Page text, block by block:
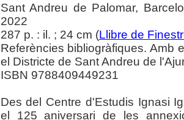
Sant Andreu de Palomar,
2022
287 p. : il. ; 24 cm (Llibre de
Referències bibliogràfiques. Amb
el Districte de Sant Andreu de
ISBN 9788409449231
Des del Centre d'Estudis Ignasi
el 125 aniversari de les